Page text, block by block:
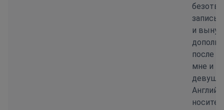
запись
и
после
мне и